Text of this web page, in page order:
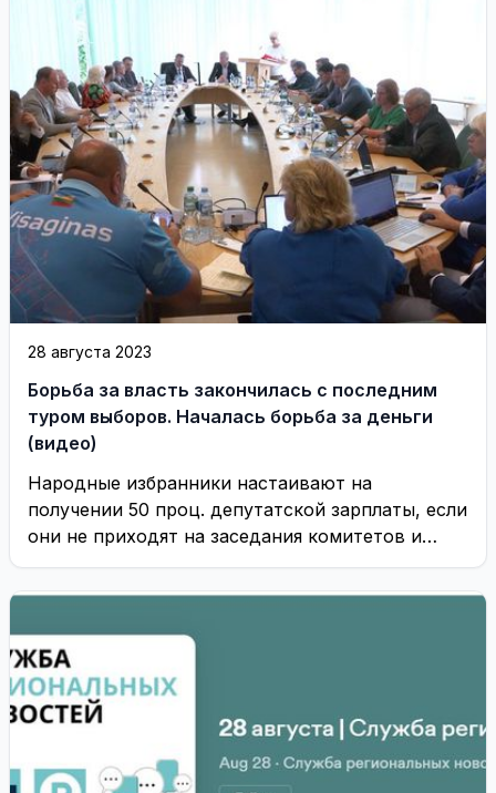
28 августа 2023
Борьба за власть закончилась с последним
туром выборов. Началась борьба за деньги
(видео)
Народные избранники настаивают на
получении 50 проц. депутатской зарплаты, если
они не приходят на заседания комитетов и
Совета